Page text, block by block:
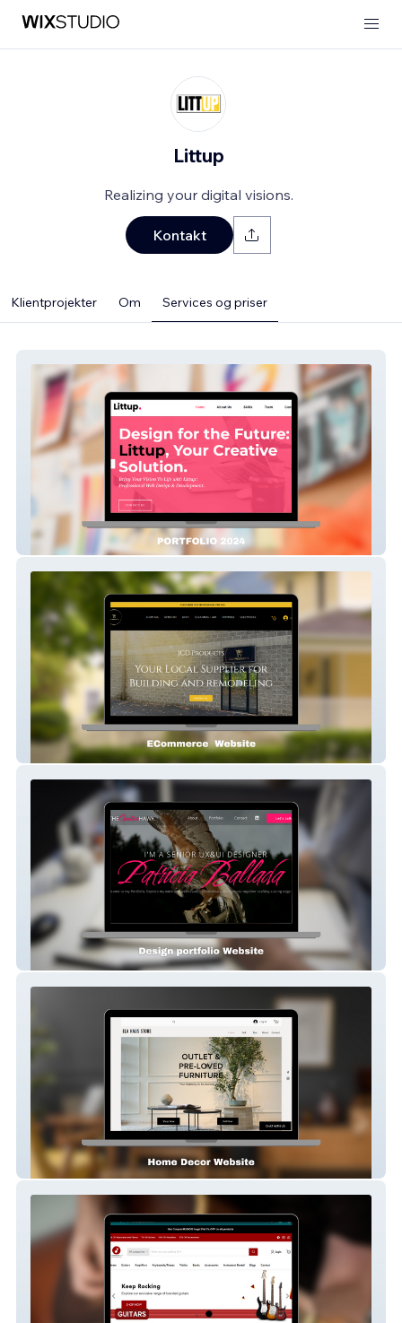
Littup
Realizing your digital visions.
Kontakt
Klientprojekter Om Services og priser
LittUp
JCD Products LLC
thecreativehawk
Elahaus